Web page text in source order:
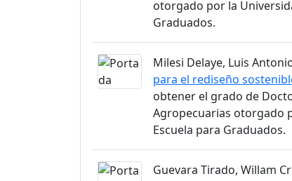
otorgado por la
Graduados.
Milesi Delaye, Luis
para el rediseño
obtener el grado de
Agropecuarias otorgado
Escuela para Graduados.
Guevara Tirado, Willam